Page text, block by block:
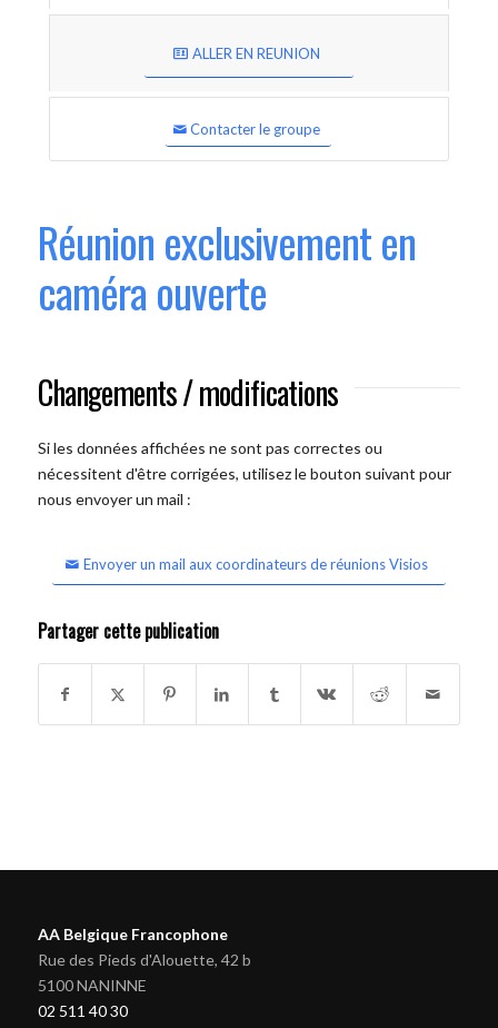
ALLER EN REUNION
Contacter le groupe
Réunion exclusivement en
caméra ouverte
Changements / modifications
Si les données affichées ne sont pas correctes ou
nécessitent d'être corrigées, utilisez le bouton suivant pour
nous envoyer un mail :
Envoyer un mail aux coordinateurs de réunions Visios
Partager cette publication
AA Belgique Francophone
Rue des Pieds d'Alouette, 42 b
5100 NANINNE
02 511 40 30